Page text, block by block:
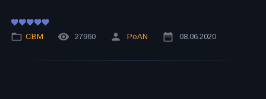
СВМ 27960 PoAN 08.06.2020